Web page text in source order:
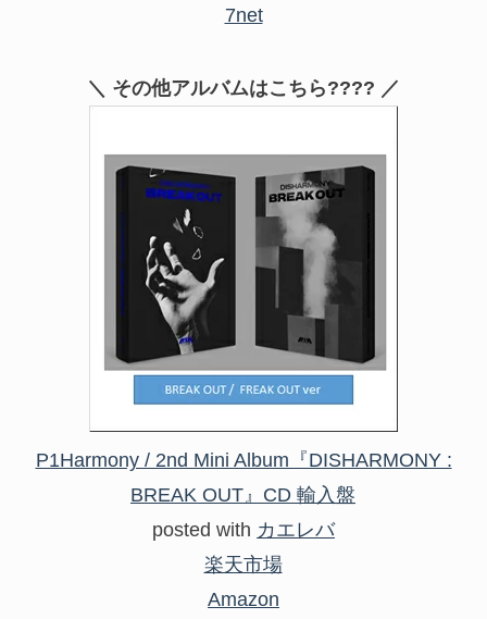
7net
＼ その他アルバムはこちら???? ／
P1Harmony / 2nd Mini Album『DISHARMONY :
BREAK OUT』CD 輸入盤
posted with カエレバ
楽天市場
Amazon